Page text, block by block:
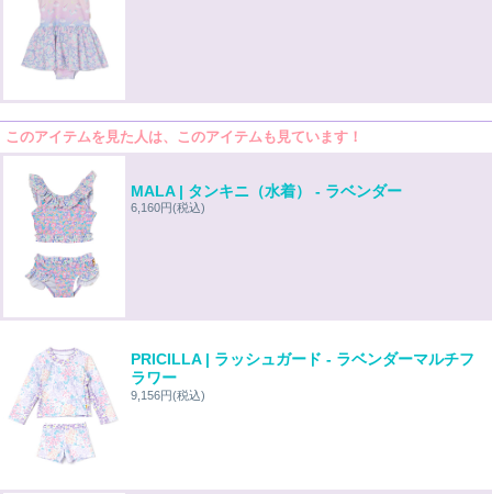
このアイテムを見た人は、このアイテムも見ています！
MALA | タンキニ（水着） - ラベンダー
6,160円(税込)
PRICILLA | ラッシュガード - ラベンダーマルチフ
ラワー
9,156円(税込)